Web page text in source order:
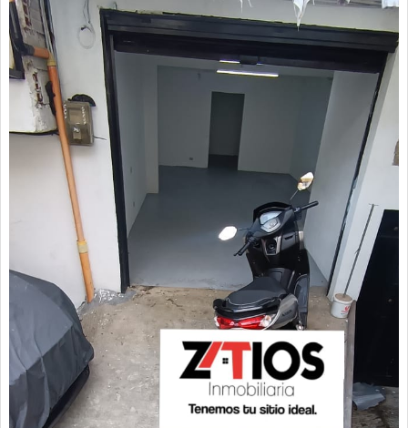
Arrendatarios
PQRs
Reparación locativa
Consignar inmuebles
Simulador Gastos
Notariales